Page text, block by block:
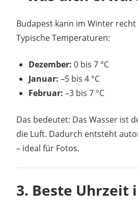
Budapest kann im Winter
Typische Temperaturen:
Dezember: 0 bis 7 °C
Januar: –5 bis 4 °C
Februar: –3 bis 7 °C
Das bedeutet: Das Wasser ist
die Luft. Dadurch entsteht
– ideal für Fotos.
3. Beste Uhrzeit